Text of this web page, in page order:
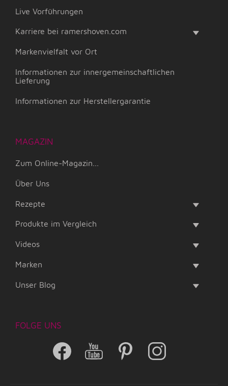
Live Vorführungen
Karriere bei ramershoven.com
Markenvielfalt vor Ort
Informationen zur innergemeinschaftlichen
Lieferung
Informationen zur Herstellergarantie
MAGAZIN
Zum Online-Magazin...
Über Uns
Rezepte
Produkte im Vergleich
Videos
Marken
Unser Blog
FOLGE UNS